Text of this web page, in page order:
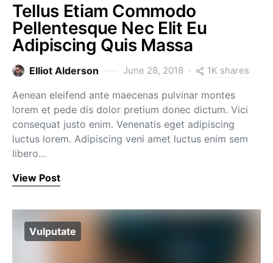
Tellus Etiam Commodo
Pellentesque Nec Elit Eu
Adipiscing Quis Massa
Elliot Alderson June 28, 2018 1K shares
Aenean eleifend ante maecenas pulvinar montes
lorem et pede dis dolor pretium donec dictum. Vici
consequat justo enim. Venenatis eget adipiscing
luctus lorem. Adipiscing veni amet luctus enim sem
libero…
View Post
Vulputate